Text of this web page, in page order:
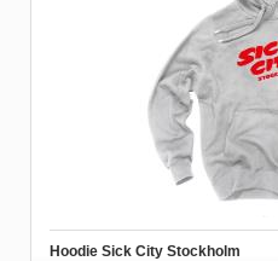
Hoodie Sick City Stockholm